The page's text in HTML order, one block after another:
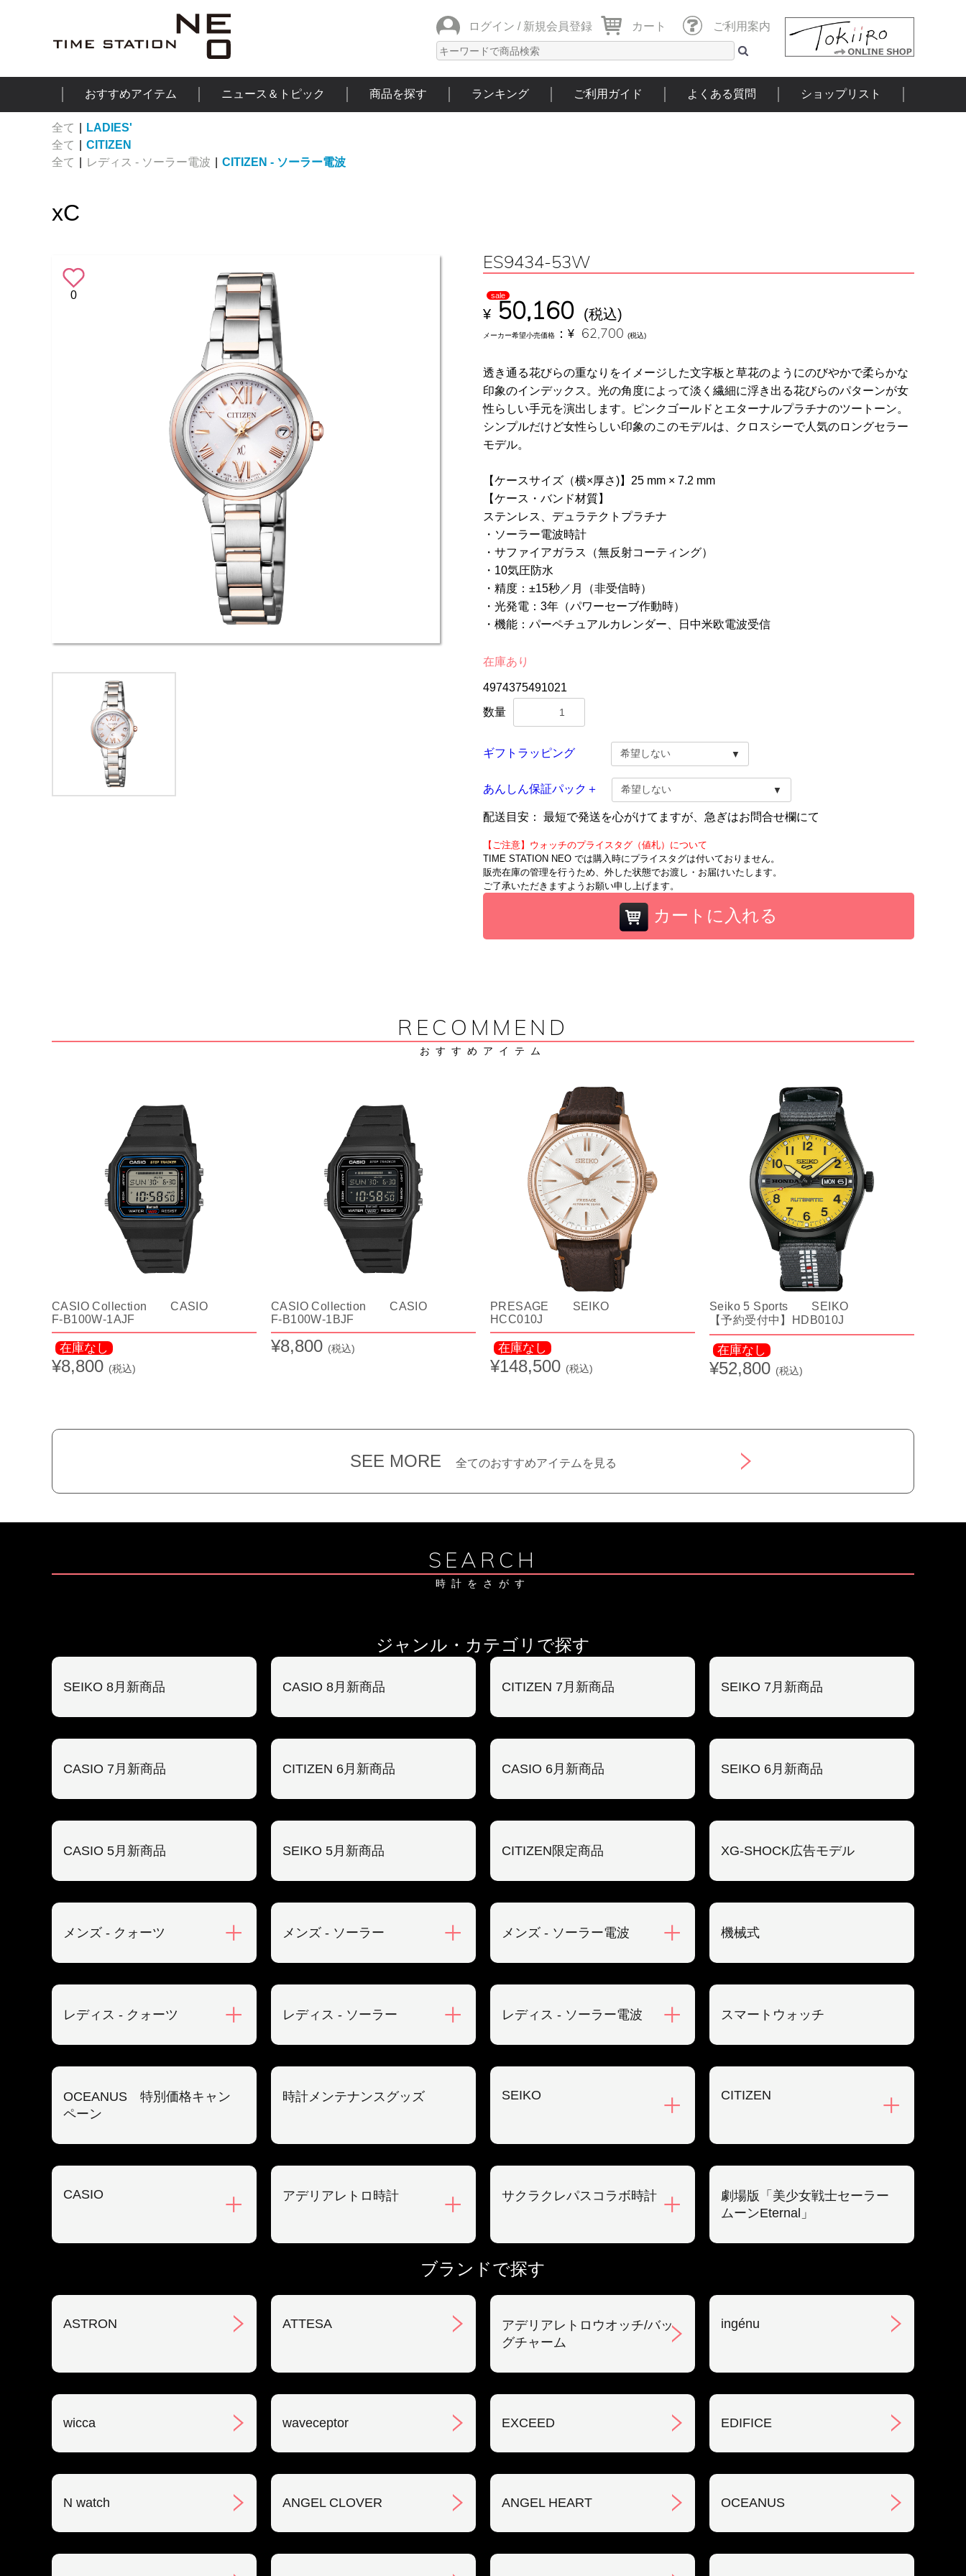
ログイン / 新規会員登録 カート ご利用案内
おすすめアイテム ニュース＆トピック 商品を探す ランキング ご利用ガイド よくある質問 ショップリスト
全て
LADIES'
全て
CITIZEN
全て
レディス - ソーラー電波 CITIZEN - ソーラー電波
xC
0
ES9434-53W
sale
¥ 50,160 (税込)
メーカー希望小売価格 ： ¥ 62,700 (税込)
透き通る花びらの重なりをイメージした文字板と草花のようにのびやかで柔らかな
印象のインデックス。光の角度によって淡く繊細に浮き出る花びらのパターンが女
性らしい手元を演出します。ピンクゴールドとエターナルプラチナのツートーン。
シンプルだけど女性らしい印象のこのモデルは、クロスシーで人気のロングセラー
モデル。
【ケースサイズ（横×厚さ)】25 mm × 7.2 mm
【ケース・バンド材質】
ステンレス、デュラテクトプラチナ
・ソーラー電波時計
・サファイアガラス（無反射コーティング）
・10気圧防水
・精度：±15秒／月（非受信時）
・光発電：3年（パワーセーブ作動時）
・機能：パーペチュアルカレンダー、日中米欧電波受信
在庫あり
4974375491021
数量
ギフトラッピング
あんしん保証パック＋
配送目安： 最短で発送を心がけてますが、急ぎはお問合せ欄にて
【ご注意】ウォッチのプライスタグ（値札）について
TIME STATION NEO では購入時にプライスタグは付いておりません。
販売在庫の管理を行うため、外した状態でお渡し・お届けいたします。
ご了承いただきますようお願い申し上げます。
カートに入れる
RECOMMEND
おすすめアイテム
CASIO Collection CASIO
F-B100W-1AJF
在庫なし
¥8,800 (税込)
CASIO Collection CASIO
F-B100W-1BJF
¥8,800 (税込)
PRESAGE SEIKO
HCC010J
在庫なし
¥148,500 (税込)
Seiko 5 Sports SEIKO
【予約受付中】HDB010J
在庫なし
¥52,800 (税込)
SEE MORE 全てのおすすめアイテムを見る
SEARCH
時計をさがす
ジャンル・カテゴリで探す
SEIKO 8月新商品 CASIO 8月新商品 CITIZEN 7月新商品 SEIKO 7月新商品
CASIO 7月新商品 CITIZEN 6月新商品 CASIO 6月新商品 SEIKO 6月新商品
CASIO 5月新商品 SEIKO 5月新商品 CITIZEN限定商品 XG-SHOCK広告モデル
メンズ - クォーツ メンズ - ソーラー メンズ - ソーラー電波 機械式
レディス - クォーツ レディス - ソーラー レディス - ソーラー電波 スマートウォッチ
OCEANUS 特別価格キャン
ペーン
時計メンテナンスグッズ SEIKO CITIZEN
CASIO アデリアレトロ時計 サクラクレパスコラボ時計
劇場版「美少女戦士セーラー
ムーンEternal」
ブランドで探す
ASTRON ATTESA
アデリアレトロウオッチ/バッ
グチャーム
ingénu
wicca waveceptor EXCEED EDIFICE
N watch ANGEL CLOVER ANGEL HEART OCEANUS